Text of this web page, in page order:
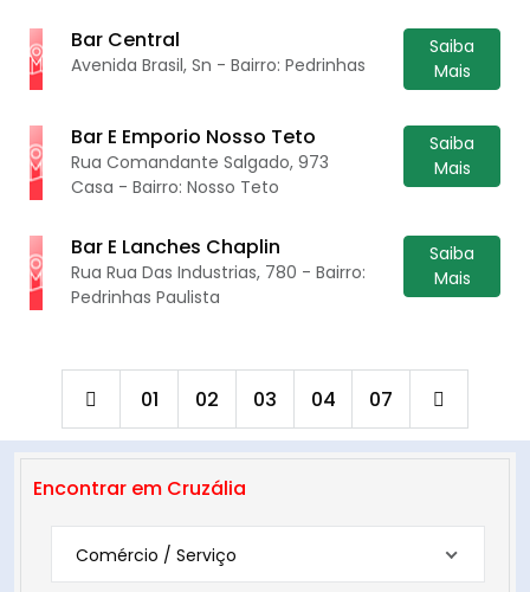
Bar Central
Avenida Brasil, Sn - Bairro: Pedrinhas
Saiba
Mais
Bar E Emporio Nosso Teto
Rua Comandante Salgado, 973
Casa - Bairro: Nosso Teto
Saiba
Mais
Bar E Lanches Chaplin
Rua Rua Das Industrias, 780 - Bairro:
Pedrinhas Paulista
Saiba
Mais
01 02 03 04 07
Encontrar em Cruzália
Comércio / Serviço